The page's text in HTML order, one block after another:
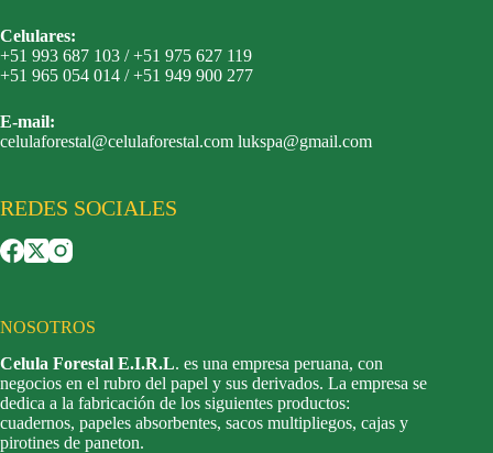
Celulares:
+51 993 687 103 / +51 975 627 119
+51 965 054 014 / +51 949 900 277
E-mail:
celulaforestal@celulaforestal.com lukspa@gmail.com
REDES SOCIALES
NOSOTROS
Celula Forestal E.I.R.L. es una empresa peruana, con
negocios en el rubro del papel y sus derivados. La empresa se
dedica a la fabricación de los siguientes productos:
cuadernos, papeles absorbentes, sacos multipliegos, cajas y
pirotines de paneton.